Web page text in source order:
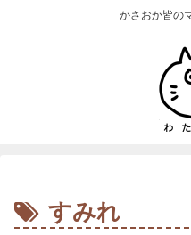
かさおか皆の
すみれ